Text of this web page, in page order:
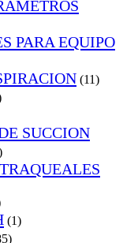
PARA EQUIPO
(11)
SUCCION
(1)